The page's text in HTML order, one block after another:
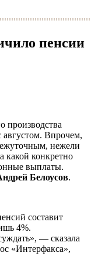
пенсии
производства
августом. Впрочем,
нежели
какой конкретно
выплаты.
Белоусов.
составит
4%.
— сказала
«Интерфакса»,